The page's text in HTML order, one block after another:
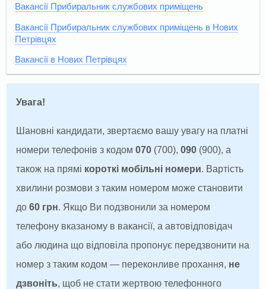
Вакансії Прибиральник службових приміщень
Вакансії Прибиральник службових приміщень в Нових
Петрівцях
Вакансії в Нових Петрівцях
Увага!
Шановні кандидати, звертаємо вашу увагу на платні
номери телефонів з кодом070 (700),090 (900), а
також на прямі короткі мобільні номери. Вартість
хвилини розмови з таким номером може становити
до60 грн. Якщо Ви подзвонили за номером
телефону вказаному в вакансії, а автовідповідач
або людина що відповіла пропонує передзвонити на
номер з таким кодом — переконливе прохання, не
дзвоніть, щоб не стати жертвою телефонного